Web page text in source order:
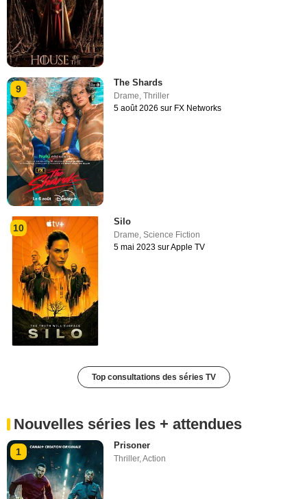
9
The Shards
Drame,Thriller
5 août 2026 sur FX Networks
10
Silo
Drame,Science Fiction
5 mai 2023 sur Apple TV
Top consultations des séries TV
Nouvelles séries les + attendues
1
Prisoner
Thriller,Action